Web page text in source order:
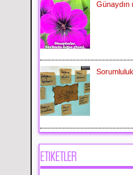
Günaydın
ETIKETLER